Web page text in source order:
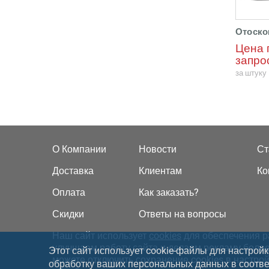
Цена
за штуку
О Компании
Доставка
Оплата
Скидки
Новости
Клиентам
Как заказать?
Ответы на вопросы
Наш сайт используетcookiesдля обеспечения
улучшаем работу сайта и делаем рекламу
можете отключить сохранение cookies в
Этот сайт использует cookie-файлы для
обработку ваших персональных данных в